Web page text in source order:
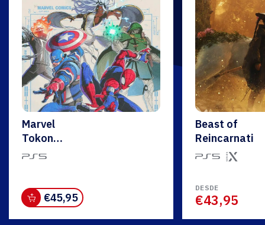
Marvel
Tokon
Fighting
€45,95
Beast of
DESDE
€43,95